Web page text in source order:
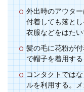
外出時のアウタ
付着しても落と
衣服などをはた
髪の毛に花粉が
で帽子を着用す
コンタクトでは
ルを利用する。